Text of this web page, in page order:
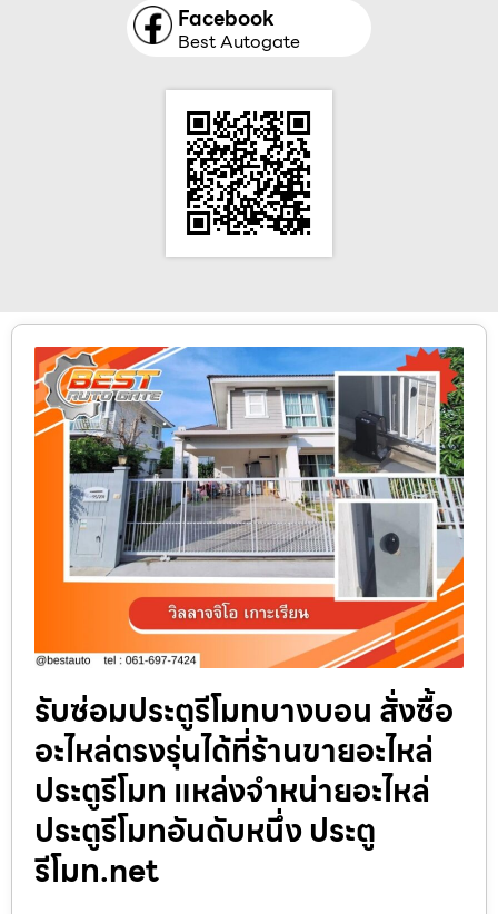
Facebook
Best Autogate
รับซ่อมประตูรีโมทบางบอน สั่งซื้อ
อะไหล่ตรงรุ่นได้ที่ร้านขายอะไหล่
ประตูรีโมท แหล่งจำหน่ายอะไหล่
ประตูรีโมทอันดับหนึ่ง ประตู
รีโมท.net